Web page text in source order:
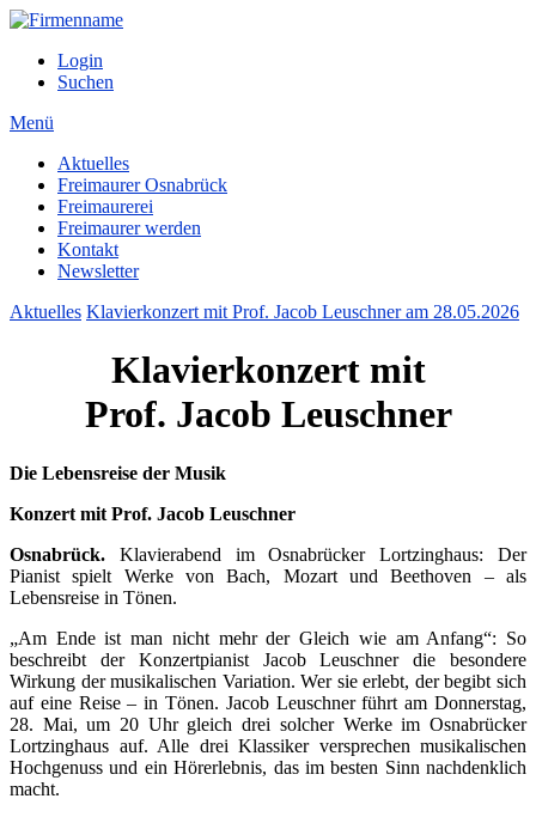
Login
Suchen
Menü
Aktuelles
Freimaurer Osnabrück
Freimaurerei
Freimaurer werden
Kontakt
Newsletter
Aktuelles Klavierkonzert mit Prof. Jacob Leuschner am 28.05.2026
Klavierkonzert mit
Prof. Jacob Leuschner
Die Lebensreise der Musik
Konzert mit Prof. Jacob Leuschner
Osnabrück. Klavierabend im Osnabrücker Lortzinghaus: Der
Pianist spielt Werke von Bach, Mozart und Beethoven – als
Lebensreise in Tönen.
„Am Ende ist man nicht mehr der Gleich wie am Anfang“: So
beschreibt der Konzertpianist Jacob Leuschner die besondere
Wirkung der musikalischen Variation. Wer sie erlebt, der begibt sich
auf eine Reise – in Tönen. Jacob Leuschner führt am Donnerstag,
28. Mai, um 20 Uhr gleich drei solcher Werke im Osnabrücker
Lortzinghaus auf. Alle drei Klassiker versprechen musikalischen
Hochgenuss und ein Hörerlebnis, das im besten Sinn nachdenklich
macht.